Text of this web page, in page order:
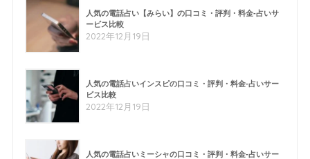
人気の電話占い【みらい】の口コミ・評判・料金-占いサ
ービス比較
2022年12月19日
人気の電話占いインスピの口コミ・評判・料金-占いサー
ビス比較
2022年12月19日
人気の電話占いミーシャの口コミ・評判・料金-占いサー